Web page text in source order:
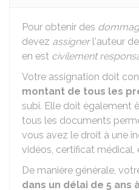
Pour obtenir des
devez assignerl'auteur
en est civilement
Votre assignation doit
montant de tous les
subi. Elle doit également
tous les documents
vous avez le droit à une
vidéos, certificat médical,
De manière générale,
dans un délai de 5 ans